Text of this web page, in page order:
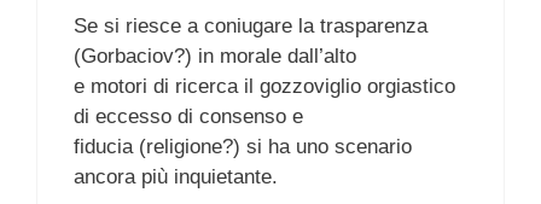
Se si riesce a coniugare la trasparenza
(Gorbaciov?) in morale dall’alto
e motori di ricerca il gozzoviglio orgiastico
di eccesso di consenso e
fiducia (religione?) si ha uno scenario
ancora più inquietante.